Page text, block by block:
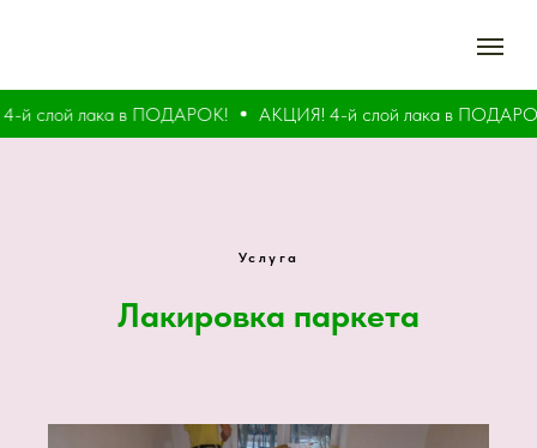
слой лака в ПОДАРОК! АКЦИЯ! 4-й слой лака в
Услуга
Лакировка паркета